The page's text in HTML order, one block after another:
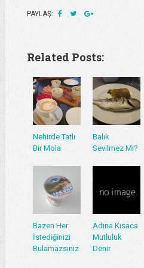
PAYLAŞ:
Related Posts:
Nehirde Tatlı
Bir Mola
Balık
Sevilmez Mi?
Bazen Her
İstediğinizi
Bulamazsınız
Adına Kısaca
Mutluluk
Denir